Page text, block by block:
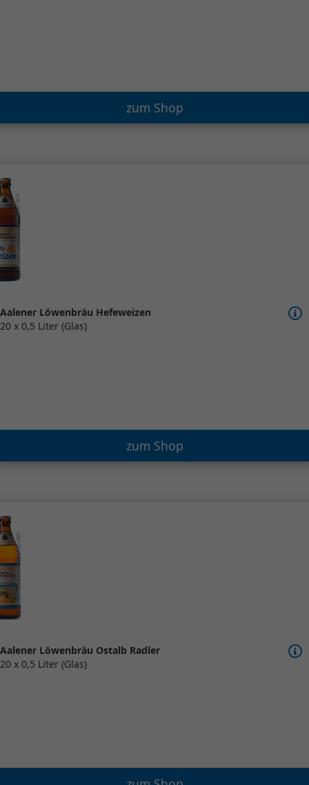
zum Shop
Aalener Löwenbräu Hefeweizen
20 x 0,5 Liter (Glas)
zum Shop
Aalener Löwenbräu Ostalb Radler
20 x 0,5 Liter (Glas)